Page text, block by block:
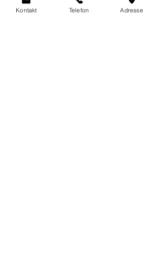
Die darauffolgende Maske ist
Kontakt Telefon Adresse